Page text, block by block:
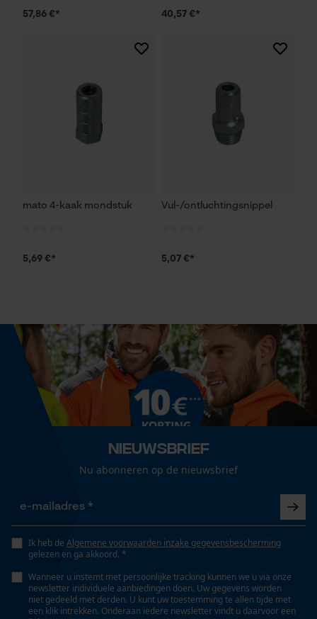
57,86 €* 40,57 €*
mato 4-kaak mondstuk
5,69 €*
Vul-/ontluchtingsnippel
5,07 €*
Nieuwsbrief
Nu abonneren op de nieuwsbrief
Ik heb de Algemene voorwaarden inzake gegevensbescherming
gelezen en ga akkoord. *
Wanneer u instemt met persoonlijke tracking kunnen we u via onze
newsletter individuele aanbiedingen doen. Uw gegevens worden
niet gedeeld met derden. U kunt uw toestemming te allen tijde met
een klik intrekken. Onderaan iedere newsletter vindt u daarvoor een
Mouseflow Web Analytics Tool
Gepersonaliseerde homepage
Geo-IP en gebruikersdetectie
YouTube-video's
Google Maps
Survicate